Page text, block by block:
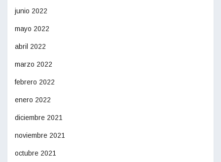
junio 2022
mayo 2022
abril 2022
marzo 2022
febrero 2022
enero 2022
diciembre 2021
noviembre 2021
octubre 2021